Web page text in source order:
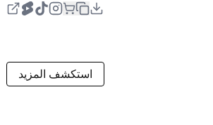
استكشف المزيد